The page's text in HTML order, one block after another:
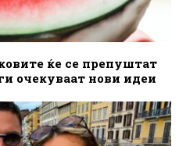
ќе се препуштат
очекуваат нови идеи